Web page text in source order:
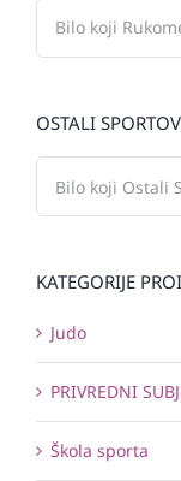
OSTALI
KATEGORIJE
Judo
PRIVREDNI
Škola sporta